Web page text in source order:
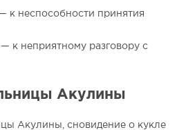
к неспособности принятия
— к неприятному разговору с
Акулины
Акулины, сновидение о кукле